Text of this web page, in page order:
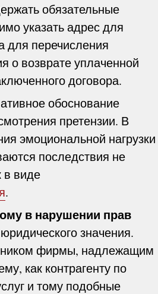
обязательные
указать адрес для
для перечисления
о возврате уплаченной
договора.
обоснование
претензии. В
эмоциональной нагрузки
последствия не
в виде
.
в нарушении прав
значения.
фирмы, надлежащим
как контрагенту по
и тому подобные